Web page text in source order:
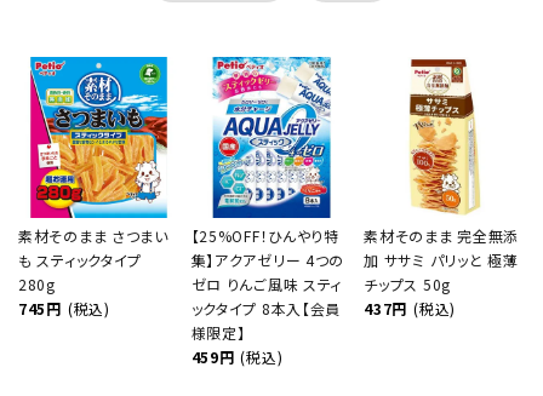
素材そのまま さつまい
も スティックタイプ
280g
745円 (税込)
【25%OFF！ひんやり特
集】アクアゼリー 4つの
ゼロ りんご風味 スティ
ックタイプ 8本入【会員
様限定】
459円 (税込)
素材そのまま 完全無添
加 ササミ パリッと 極薄
チップス 50g
437円 (税込)